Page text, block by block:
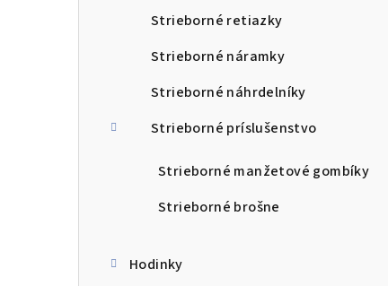
Strieborné retiazky
Strieborné náramky
Strieborné náhrdelníky
Strieborné príslušenstvo
Strieborné manžetové gombíky
Strieborné brošne
Hodinky